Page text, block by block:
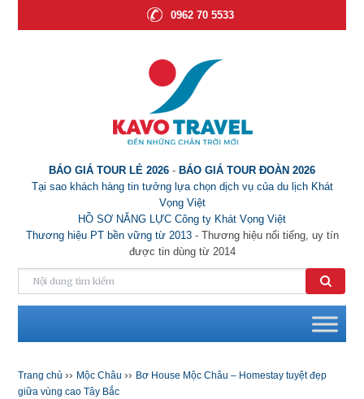
0962 70 5533
BÁO GIÁ TOUR LẺ 2026 - BÁO GIÁ TOUR ĐOÀN 2026
Tại sao khách hàng tin tưởng lựa chọn dịch vụ của du lịch Khát
Vọng Việt
HỒ SƠ NĂNG LỰC Công ty Khát Vọng Việt
Thương hiệu PT bền vững từ 2013- Thương hiệu nổi tiếng, uy tín
được tin dùng từ 2014
Trang chủ ›› Mộc Châu ›› Bơ House Mộc Châu – Homestay tuyệt đẹp
giữa vùng cao Tây Bắc